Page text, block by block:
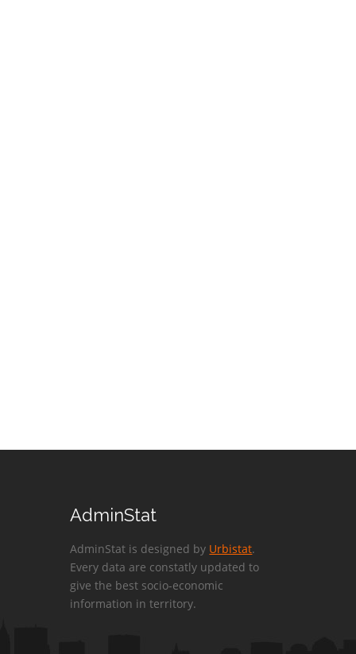
AdminStat
AdminStat is designed by Urbistat.
Every data are constatly updated to
give the best socio-economic
information in territory.